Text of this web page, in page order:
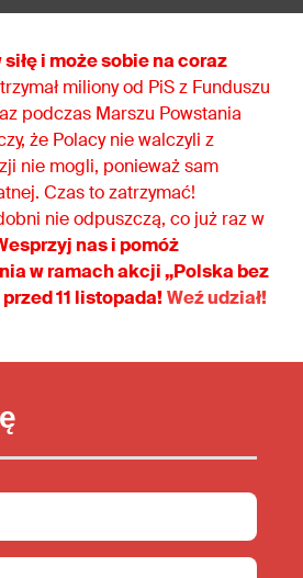
i może sobie na coraz
miliony od PiS z Funduszu
podczas Marszu Powstania
że Polacy nie walczyli z
nie mogli, ponieważ sam
Czas to zatrzymać!
nie odpuszczą, co już raz w
nas i pomóż
w ramach akcji „Polska bez
11 listopada! Weź udział!